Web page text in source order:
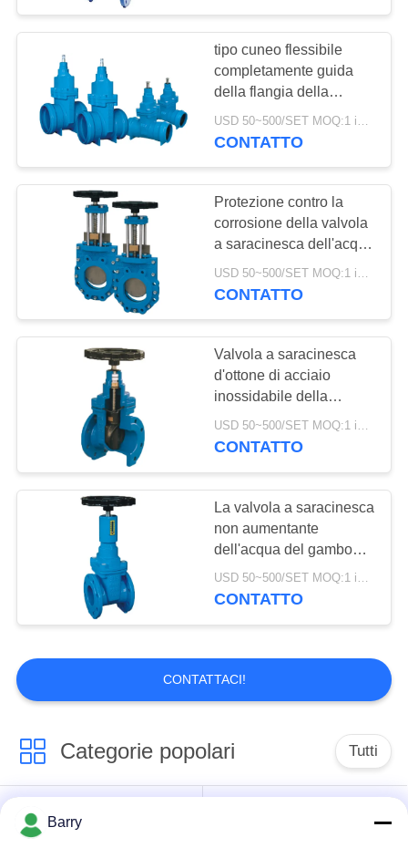
tipo cuneo flessibile
completamente guida
della flangia della
valvola a saracinesca
dell'acqua del ghisa di
CONTATTO
Protezione contro la
corrosione della valvola
a saracinesca dell'acqua
del coltello di marca di
SUFA per industria del
USD 50~500/SET MOQ:1 insieme
CONTATTO
Valvola a saracinesca
d'ottone di acciaio
inossidabile della
valvola a saracinesca
dell'acqua del vapore
USD 50~500/SET MOQ:1 insieme
CONTATTO
La valvola a saracinesca
non aumentante
dell'acqua del gambo
flangia resiliente ha
messo con l'esposizione
USD 50~500/SET MOQ:1 insieme
CONTATTO
CONTATTACI!
Categorie popolari Tutti
Regolatore di
pressione del gas
Barry